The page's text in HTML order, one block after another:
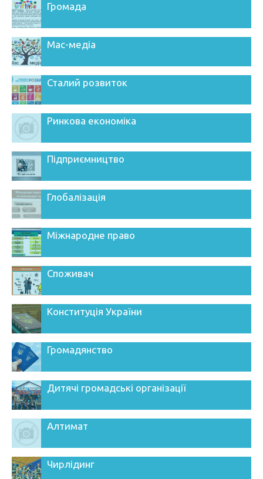
Громада
Мас-медіа
Сталий розвиток
Ринкова економіка
Підприємництво
Глобалізація
Міжнародне право
Споживач
Конституція України
Громадянство
Дитячі громадські організації
Алтимат
Чирлідинг